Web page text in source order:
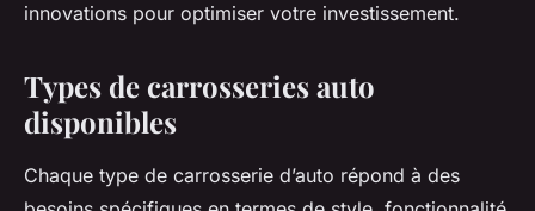
innovations pour optimiser votre investissement.
Types de carrosseries auto
disponibles
Chaque type de carrosserie d’auto répond à des